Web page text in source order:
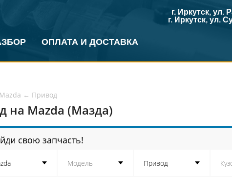
ОПЛАТА И ДОСТАВКА
г. Иркутск, ул.
г. Иркутск, ул.
Mazda ← Привод
на Mazda (Мазда)
свою запчасть!